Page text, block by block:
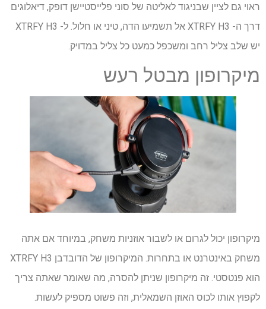
ראוי גם לציין שבניגוד לאליטה של ​​סוני פלייסטיישן דופק, דיאלוגים
דרך ה- XTRFY H3 אל תשמיעו הדה, טיני או חלול. ל- XTRFY H3
יש שלב צליל רחב ומשכפל כמעט כל צליל במדויק.
מיקרופון מבטל רעש
מיקרופון יכול לגרום או לשבור אוזניות משחק, במיוחד אם אתה
משחק באינטרנט או בתחרות. המיקרופון של הדובדבן XTRFY H3
הוא פנטסטי. זה מיקרופון שניתן להסרה, מה שאומר שאתה צריך
לקפוץ אותו לכוס האוזן השמאלית, וזה פשוט מספיק לעשות.